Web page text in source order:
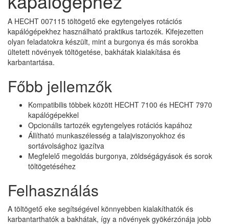
A HECHT 007115 töltögető eke egytengelyes rotációs
kapálógépekhez használható praktikus tartozék. Kifejezetten
olyan feladatokra készült, mint a burgonya és más sorokba
ültetett növények töltögetése, bakhátak kialakítása és
karbantartása.
Főbb jellemzők
Kompatibilis többek között HECHT 7100 és HECHT 7970
kapálógépekkel
Opcionális tartozék egytengelyes rotációs kapához
Állítható munkaszélesség a talajviszonyokhoz és
sortávolsághoz igazítva
Megfelelő megoldás burgonya, zöldségágyások és sorok
töltögetéséhez
Felhasználás
A töltögető eke segítségével könnyebben kialakíthatók és
karbantarthatók a bakhátak, így a növények gyökérzónája jobb